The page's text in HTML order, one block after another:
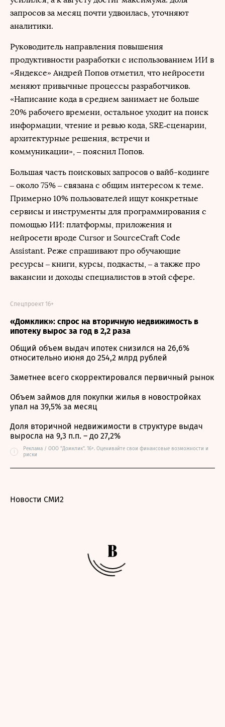
запросов за месяц почти удвоилась, уточняют
аналитики.
Руководитель направления повышения
продуктивности разработки с использованием ИИ в
«Яндексе» Андрей Попов отметил, что нейросети
меняют привычные процессы разработчиков.
«Написание кода в среднем занимает не больше
20% рабочего времени, остальное уходит на поиск
информации, чтение и ревью кода, SRE‑сценарии,
архитектурные решения, встречи и
коммуникации», – пояснил Попов.
Большая часть поисковых запросов о вайб-кодинге
– около 75% – связана с общим интересом к теме.
Примерно 10% пользователей ищут конкретные
сервисы и инструменты для программирования с
помощью ИИ: платформы, приложения и
нейросети вроде Cursor и SourceCraft Code
Assistant. Реже спрашивают про обучающие
ресурсы – книги, курсы, подкасты, – а также про
вакансии и доходы специалистов в этой сфере.
«Домклик»: спрос на вторичную недвижимость в
ипотеку вырос за год в 2,2 раза
Спецпроект 16+
Общий объем выдач ипотек снизился на 26,6%
относительно июня до 254,2 млрд рублей
Заметнее всего скорректировался первичный рынок
Объем займов для покупки жилья в новостройках
упал на 39,5% за месяц
Доля вторичной недвижимости в структуре выдач
выросла на 9,3 п.п. – до 27,2%
i
Реклама / ООО "Домклик". 16+. Оценивайте свои финансовые возможности и
риски
Новости СМИ2